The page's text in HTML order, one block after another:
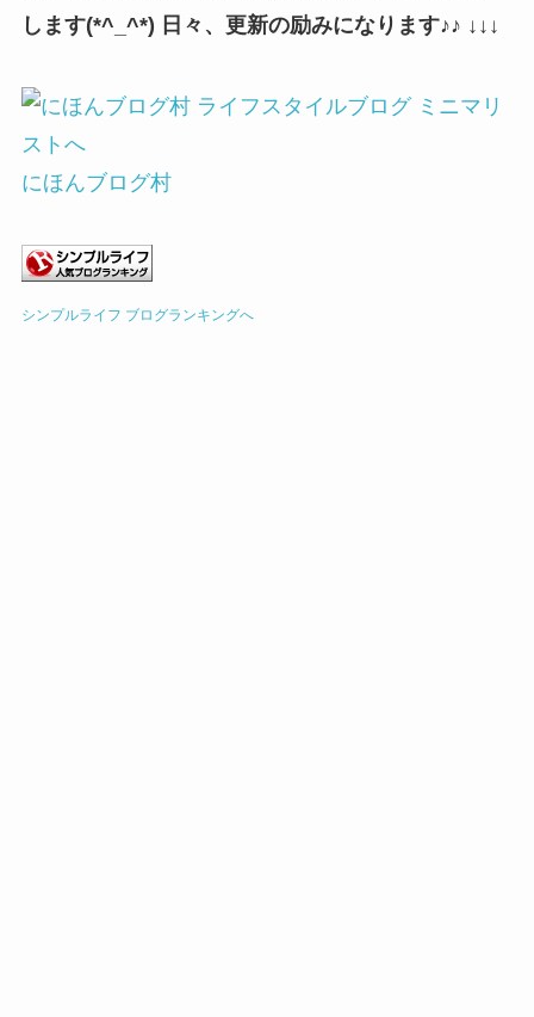
します(*^_^*) 日々、更新の励みになります♪♪ ↓↓↓
にほんブログ村
シンプルライフ ブログランキングへ